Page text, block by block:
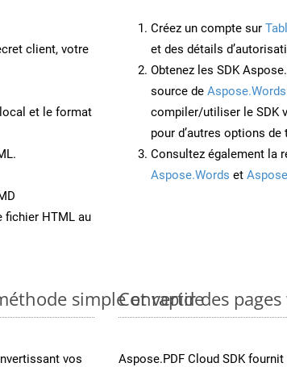
client, votre
et le format
fichier HTML au
Créez un compte sur
et des détails
Obtenez les SDK
source de
compiler/utiliser le SDK
pour d’autres options
Consultez également la
Aspose.Words et
simple et rapide
vos
Convertir des
Aspose.PDF Cloud SDK